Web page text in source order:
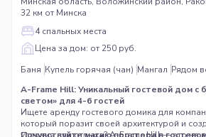
32 км от Минска
4 спальных места
Цена за дом: от 250 руб.
Баня Купель горячая (чан) Мангал Рядом
A-Frame Hill: Уникальный гостевой дом с
светом» для 4-6 гостей
Ищете аренду гостевого домика для
который поразит своей архитектурой и
условия для отдыха? A-Frame Hill — это не
Почувствуйте магию простора в